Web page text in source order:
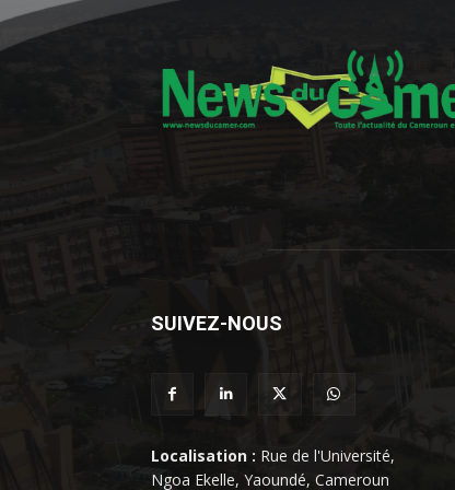
SUIVEZ-NOUS
Localisation : Rue de l'Université,
Ngoa Ekelle, Yaoundé, Cameroun